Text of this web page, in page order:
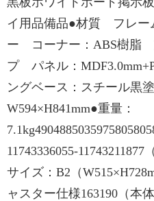
イ用品備品●材質 フレー
ー コーナー：ABS樹脂
プ パネル：
ングベース：スチール黒
W594×H841mm●重量：
11743336055-
サイズ：B2（
ャスター仕様163190（本